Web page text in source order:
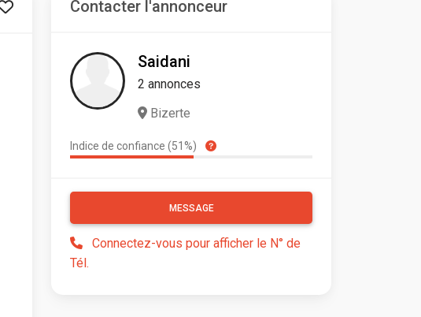
Contacter l'annonceur
Saidani
2 annonces
Bizerte
Indice de confiance (51%)
MESSAGE
Connectez-vous pour afficher le N° de
Tél.